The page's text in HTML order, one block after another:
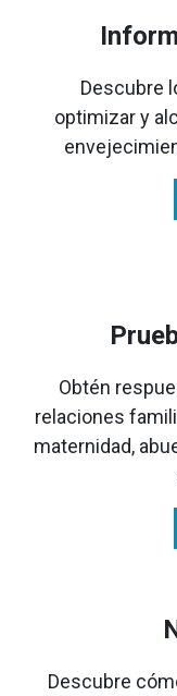
Descubre
optimizar y
Obtén
relaciones
maternidad,
Descubre